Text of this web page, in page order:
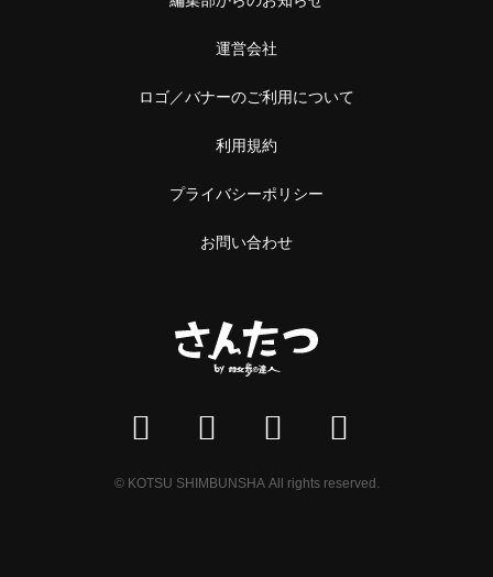
運営会社
ロゴ／バナーのご利用について
利用規約
プライバシーポリシー
お問い合わせ
© KOTSU SHIMBUNSHA All rights reserved.